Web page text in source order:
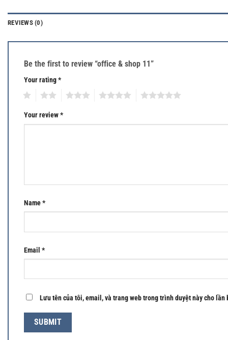
REVIEWS (0)
Be the first to review “office & shop 11”
Your rating*
Your review*
Name*
Email *
Lưu tên của tôi, email, và trang web trong trình duyệt này cho